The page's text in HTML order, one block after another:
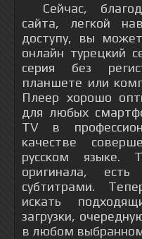
Сейчас,
сайта, легкой
доступу, вы
онлайн турецкий
серия без
планшете или
Плеер хорошо
для любых
TV в
качестве
русском языке.
оригинала,
субтитрами.
искать
загрузки,
в любом